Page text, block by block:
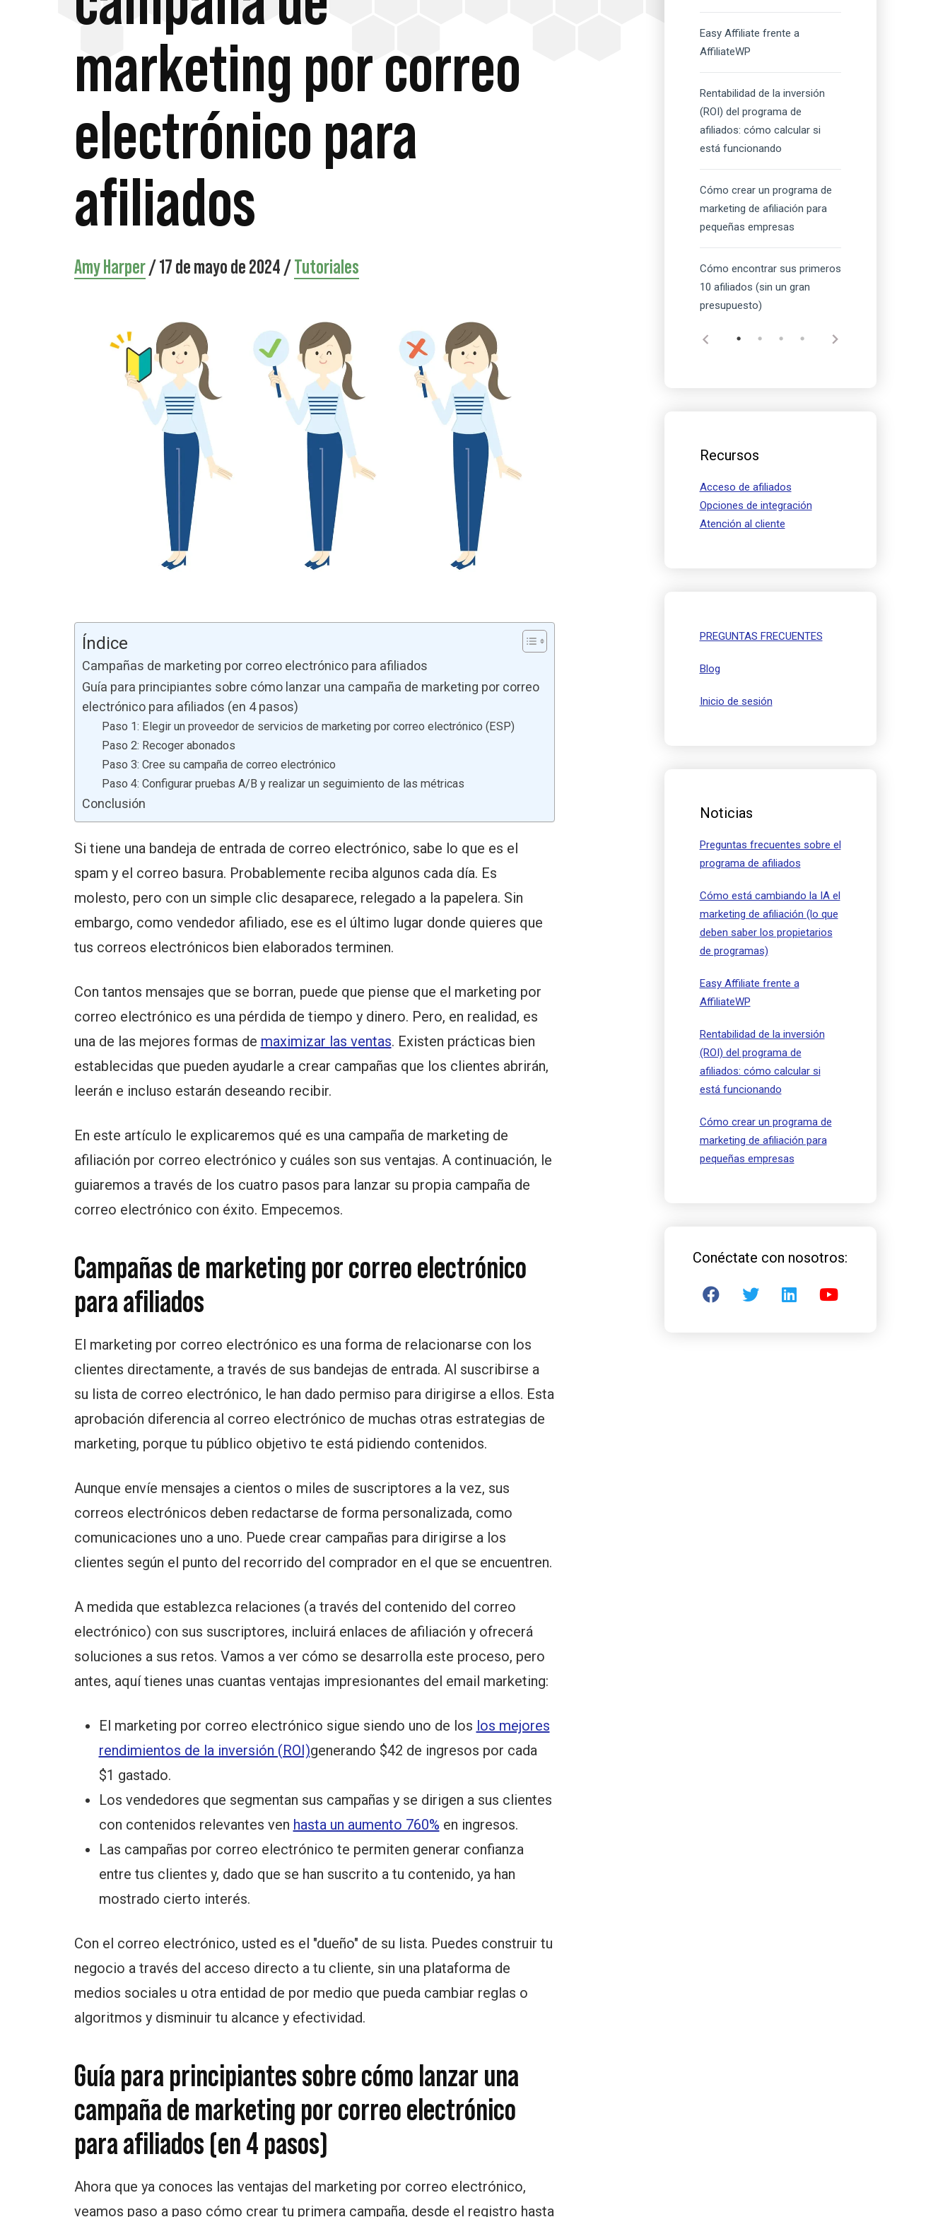
marketing por correo
electrónico para
afiliados
Amy Harper/17 de mayo de 2024/Tutoriales
Índice
Campañas de marketing por correo electrónico para afiliados
Guía para principiantes sobre cómo lanzar una campaña de marketing por correo
electrónico para afiliados (en 4 pasos)
Paso 1: Elegir un proveedor de servicios de marketing por correo electrónico (ESP)
Paso 2: Recoger abonados
Paso 3: Cree su campaña de correo electrónico
Paso 4: Configurar pruebas A/B y realizar un seguimiento de las métricas
Conclusión
Si tiene una bandeja de entrada de correo electrónico, sabe lo que es el
spam y el correo basura. Probablemente reciba algunos cada día. Es
molesto, pero con un simple clic desaparece, relegado a la papelera. Sin
embargo, como vendedor afiliado, ese es el último lugar donde quieres que
tus correos electrónicos bien elaborados terminen.
Con tantos mensajes que se borran, puede que piense que el marketing por
correo electrónico es una pérdida de tiempo y dinero. Pero, en realidad, es
una de las mejores formas de maximizar las ventas. Existen prácticas bien
establecidas que pueden ayudarle a crear campañas que los clientes abrirán,
leerán e incluso estarán deseando recibir.
En este artículo le explicaremos qué es una campaña de marketing de
afiliación por correo electrónico y cuáles son sus ventajas. A continuación, le
guiaremos a través de los cuatro pasos para lanzar su propia campaña de
correo electrónico con éxito. Empecemos.
Campañas de marketing por correo electrónico
para afiliados
El marketing por correo electrónico es una forma de relacionarse con los
clientes directamente, a través de sus bandejas de entrada. Al suscribirse a
su lista de correo electrónico, le han dado permiso para dirigirse a ellos. Esta
aprobación diferencia al correo electrónico de muchas otras estrategias de
marketing, porque tu público objetivo te está pidiendo contenidos.
Aunque envíe mensajes a cientos o miles de suscriptores a la vez, sus
correos electrónicos deben redactarse de forma personalizada, como
comunicaciones uno a uno. Puede crear campañas para dirigirse a los
clientes según el punto del recorrido del comprador en el que se encuentren.
A medida que establezca relaciones (a través del contenido del correo
electrónico) con sus suscriptores, incluirá enlaces de afiliación y ofrecerá
soluciones a sus retos. Vamos a ver cómo se desarrolla este proceso, pero
antes, aquí tienes unas cuantas ventajas impresionantes del email marketing:
El marketing por correo electrónico sigue siendo uno de los los mejores
rendimientos de la inversión (ROI)generando $42 de ingresos por cada
$1 gastado.
Los vendedores que segmentan sus campañas y se dirigen a sus clientes
con contenidos relevantes ven hasta un aumento 760% en ingresos.
Las campañas por correo electrónico te permiten generar confianza
entre tus clientes y, dado que se han suscrito a tu contenido, ya han
mostrado cierto interés.
Con el correo electrónico, usted es el "dueño" de su lista. Puedes construir tu
negocio a través del acceso directo a tu cliente, sin una plataforma de
medios sociales u otra entidad de por medio que pueda cambiar reglas o
algoritmos y disminuir tu alcance y efectividad.
Guía para principiantes sobre cómo lanzar una
campaña de marketing por correo electrónico
para afiliados (en 4 pasos)
Ahora que ya conoces las ventajas del marketing por correo electrónico,
veamos paso a paso cómo crear tu primera campaña, desde el registro hasta
Easy Affiliate frente a
AffiliateWP
Rentabilidad de la inversión
(ROI) del programa de
afiliados: cómo calcular si
está funcionando
Cómo crear un programa de
marketing de afiliación para
pequeñas empresas
Cómo encontrar sus primeros
10 afiliados (sin un gran
presupuesto)
Recursos
Acceso de afiliados
Opciones de integración
Atención al cliente
PREGUNTAS FRECUENTES
Blog
Inicio de sesión
Noticias
Preguntas frecuentes sobre el
programa de afiliados
Cómo está cambiando la IA el
marketing de afiliación (lo que
deben saber los propietarios
de programas)
Easy Affiliate frente a
AffiliateWP
Rentabilidad de la inversión
(ROI) del programa de
afiliados: cómo calcular si
está funcionando
Cómo crear un programa de
marketing de afiliación para
pequeñas empresas
Conéctate con nosotros: